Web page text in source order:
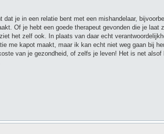
je in een relatie bent met een mishandelaar,
Of je hebt een goede therapeut gevonden die je laat
het zelf ook. In plaats van daar echt
me kapot maakt, maar ik kan echt niet weg gaan bij
van je gezondheid, of zelfs je leven! Het is net alsof